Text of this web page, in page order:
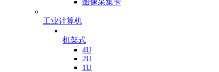
工业计算机
机架式
4U
2U
1U